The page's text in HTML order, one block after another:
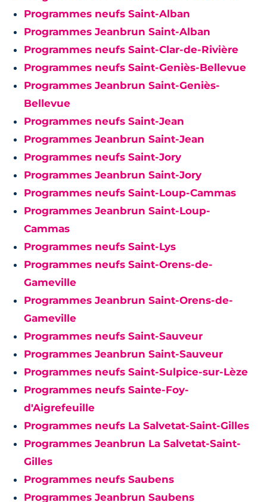
Programmes neufs Saint-Alban
Programmes Jeanbrun Saint-Alban
Programmes neufs Saint-Clar-de-Rivière
Programmes neufs Saint-Geniès-Bellevue
Programmes Jeanbrun Saint-Geniès-
Bellevue
Programmes neufs Saint-Jean
Programmes Jeanbrun Saint-Jean
Programmes neufs Saint-Jory
Programmes Jeanbrun Saint-Jory
Programmes neufs Saint-Loup-Cammas
Programmes Jeanbrun Saint-Loup-
Cammas
Programmes neufs Saint-Lys
Programmes neufs Saint-Orens-de-
Gameville
Programmes Jeanbrun Saint-Orens-de-
Gameville
Programmes neufs Saint-Sauveur
Programmes Jeanbrun Saint-Sauveur
Programmes neufs Saint-Sulpice-sur-Lèze
Programmes neufs Sainte-Foy-
d'Aigrefeuille
Programmes neufs La Salvetat-Saint-Gilles
Programmes Jeanbrun La Salvetat-Saint-
Gilles
Programmes neufs Saubens
Programmes Jeanbrun Saubens